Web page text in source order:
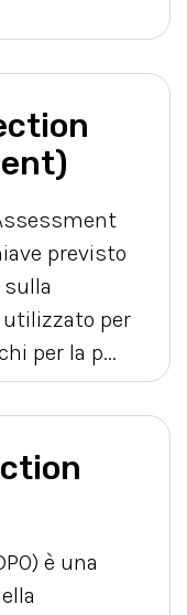
previsto
sulla
utilizzato per
per la p...
è una